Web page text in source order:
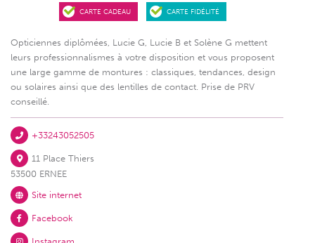
CARTE CADEAU CARTE FIDÉLITÉ
Opticiennes diplômées, Lucie G, Lucie B et Solène G mettent
leurs professionnalismes à votre disposition et vous proposent
une large gamme de montures : classiques, tendances, design
ou solaires ainsi que des lentilles de contact. Prise de PRV
conseillé.
+33243052505
11 Place Thiers
53500 ERNEE
Site internet
Facebook